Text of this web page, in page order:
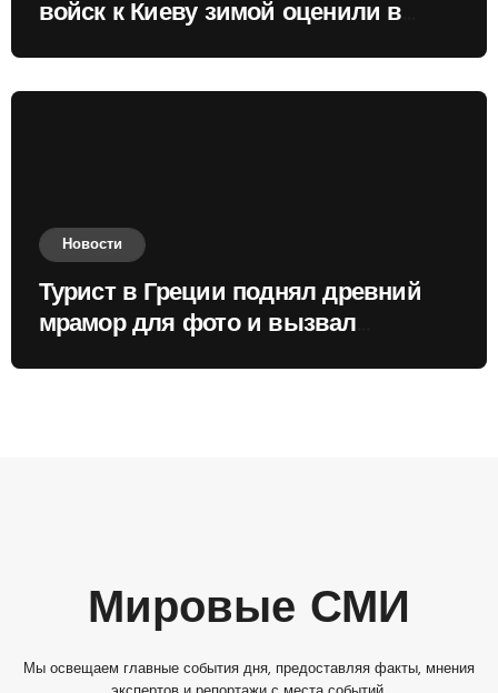
войск к Киеву зимой оценили в
Новости
Турист в Греции поднял древний
мрамор для фото и вызвал
Мировые СМИ
Мы освещаем главные события дня, предоставляя факты, мнения